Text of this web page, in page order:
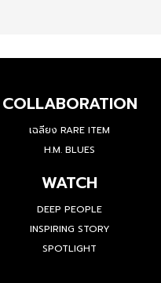
COLLABORATION
เฉลียง RARE ITEM
H.M. BLUES
WATCH
DEEP PEOPLE
INSPIRING STORY
SPOTLIGHT